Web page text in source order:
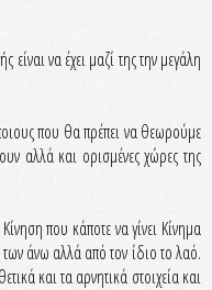
να έχει μαζί της την μεγάλη
που θα πρέπει να θεωρούμε
αλλά και ορισμένες χώρες της
που κάποτε να γίνει Κίνημα
άνω αλλά από τον ίδιο το λαό.
και τα αρνητικά στοιχεία και